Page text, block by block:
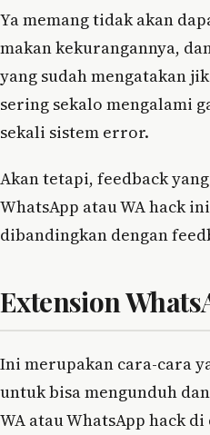
Ya memang tidak akan
makan kekurangannya,
yang sudah mengatakan
sering sekalo mengalami
sekali sistem error.
Akan tetapi, feedback
WhatsApp atau WA hack
dibandingkan dengan
Extension
Ini merupakan cara-cara
untuk bisa mengunduh
WA atau WhatsApp hack